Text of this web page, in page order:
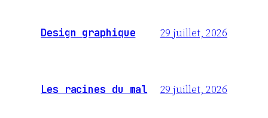
Design graphique 29 juillet, 2026
Les racines du mal 29 juillet, 2026